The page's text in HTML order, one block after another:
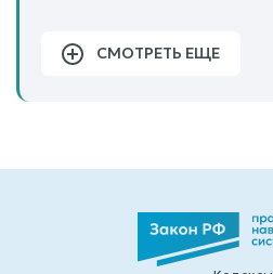
СМОТРЕТЬ ЕЩЕ